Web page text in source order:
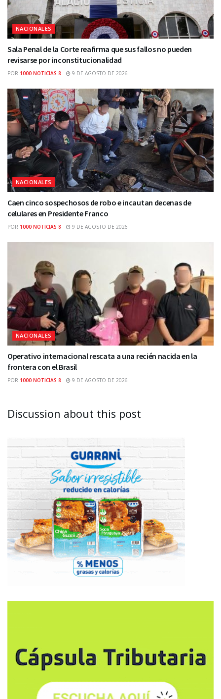
NACIONALES
Sala Penal de la Corte reafirma que sus fallos no pueden
revisarse por inconstitucionalidad
POR 1000 NOTICIAS 8 9 DE AGOSTO DE 2026
NACIONALES
Caen cinco sospechosos de robo e incautan decenas de
celulares en Presidente Franco
POR 1000 NOTICIAS 8 9 DE AGOSTO DE 2026
NACIONALES
Operativo internacional rescata a una recién nacida en la
frontera con el Brasil
POR 1000 NOTICIAS 8 9 DE AGOSTO DE 2026
Discussion about this post